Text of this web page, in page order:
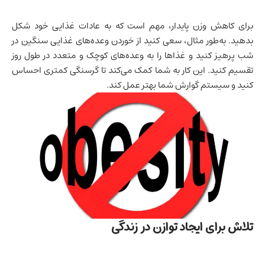
برای کاهش وزن پایدار، مهم است که به عادات غذایی خود شکل
بدهید. به‌طور مثال، سعی کنید از خوردن وعده‌های غذایی سنگین در
شب پرهیز کنید و غذاها را به وعده‌های کوچک و متعدد در طول روز
تقسیم کنید. این کار به شما کمک می‌کند تا گرسنگی کمتری احساس
کنید و سیستم گوارش شما بهتر عمل کند.
تلاش برای ایجاد توازن در زندگی